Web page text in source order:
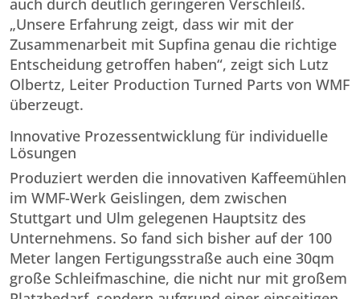
„Unsere Erfahrung zeigt, dass wir mit der
Zusammenarbeit mit Supfina genau die richtige
Entscheidung getroffen haben“, zeigt sich Lutz
Olbertz, Leiter Production Turned Parts von WMF
überzeugt.
Innovative Prozessentwicklung für individuelle
Lösungen
Produziert werden die innovativen Kaffeemühlen
im WMF-Werk Geislingen, dem zwischen
Stuttgart und Ulm gelegenen Hauptsitz des
Unternehmens. So fand sich bisher auf der 100
Meter langen Fertigungsstraße auch eine 30qm
große Schleifmaschine, die nicht nur mit großem